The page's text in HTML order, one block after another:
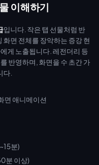
이해하기
입니다. 작은 탭 선물처럼 반
면 전체를 장악하는 증강 현
게 노출됩니다. 레전더리 등
반영하며, 화면을 수 초간 가
다.
분)
분 이상)